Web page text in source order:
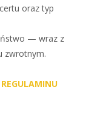
oraz typ
— wraz z
zwrotnym.
REGULAMINU